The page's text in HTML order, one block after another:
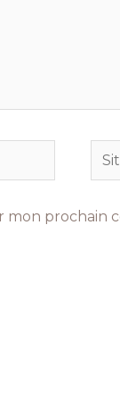
Site
mon prochain